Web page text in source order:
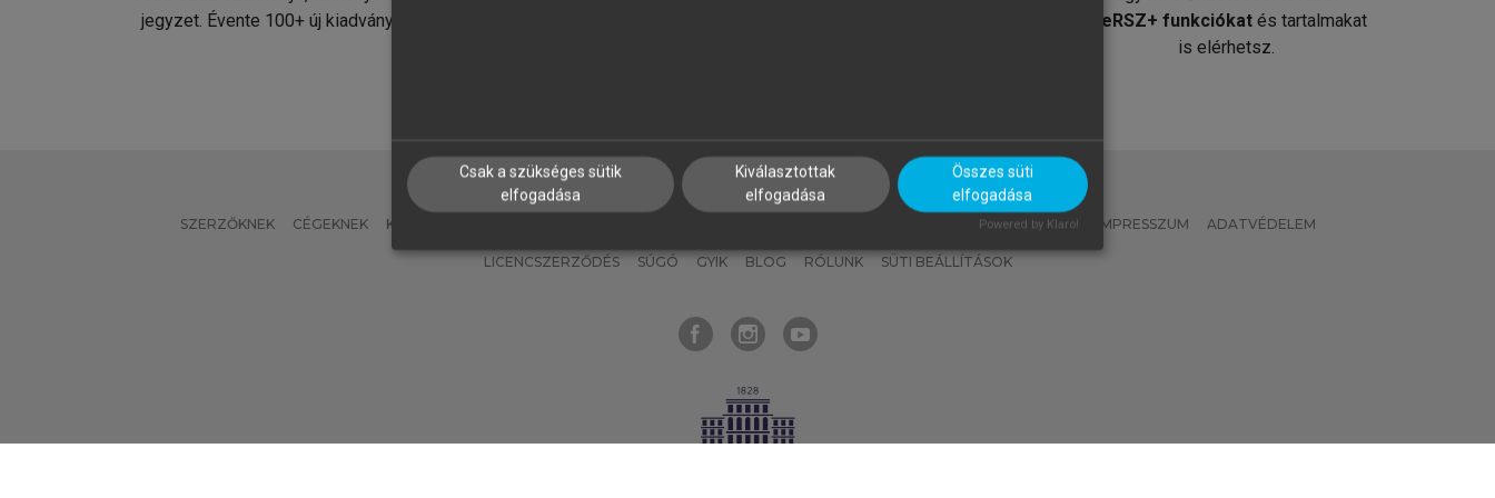
jegyzet. Évente 100+ új kiadvány.
MeRSZ+ funkciókat és tartalmakat
is elérhetsz.
SZERZŐKNEK CÉGEKNEK KÖNYVTÁROSOKNAK MI – ÁLTALÁNOS IRÁNYELVEK IMPRESSZUM ADATVÉDELEM
LICENCSZERZŐDÉS SÚGÓ GYIK BLOG RÓLUNK SÜTI BEÁLLÍTÁSOK
Csak a szükséges sütik
elfogadása
Kiválasztottak
elfogadása
Összes süti
elfogadása
Powered by Klaro!